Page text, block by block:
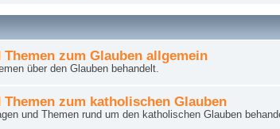
Themen zum Glauben allgemein
über den Glauben behandelt.
Themen zum katholischen Glauben
und Themen rund um den katholischen Glauben